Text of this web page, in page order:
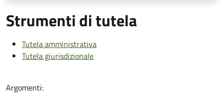
Strumenti di tutela
Tutela amministrativa
Tutela giurisdizionale
Argomenti: